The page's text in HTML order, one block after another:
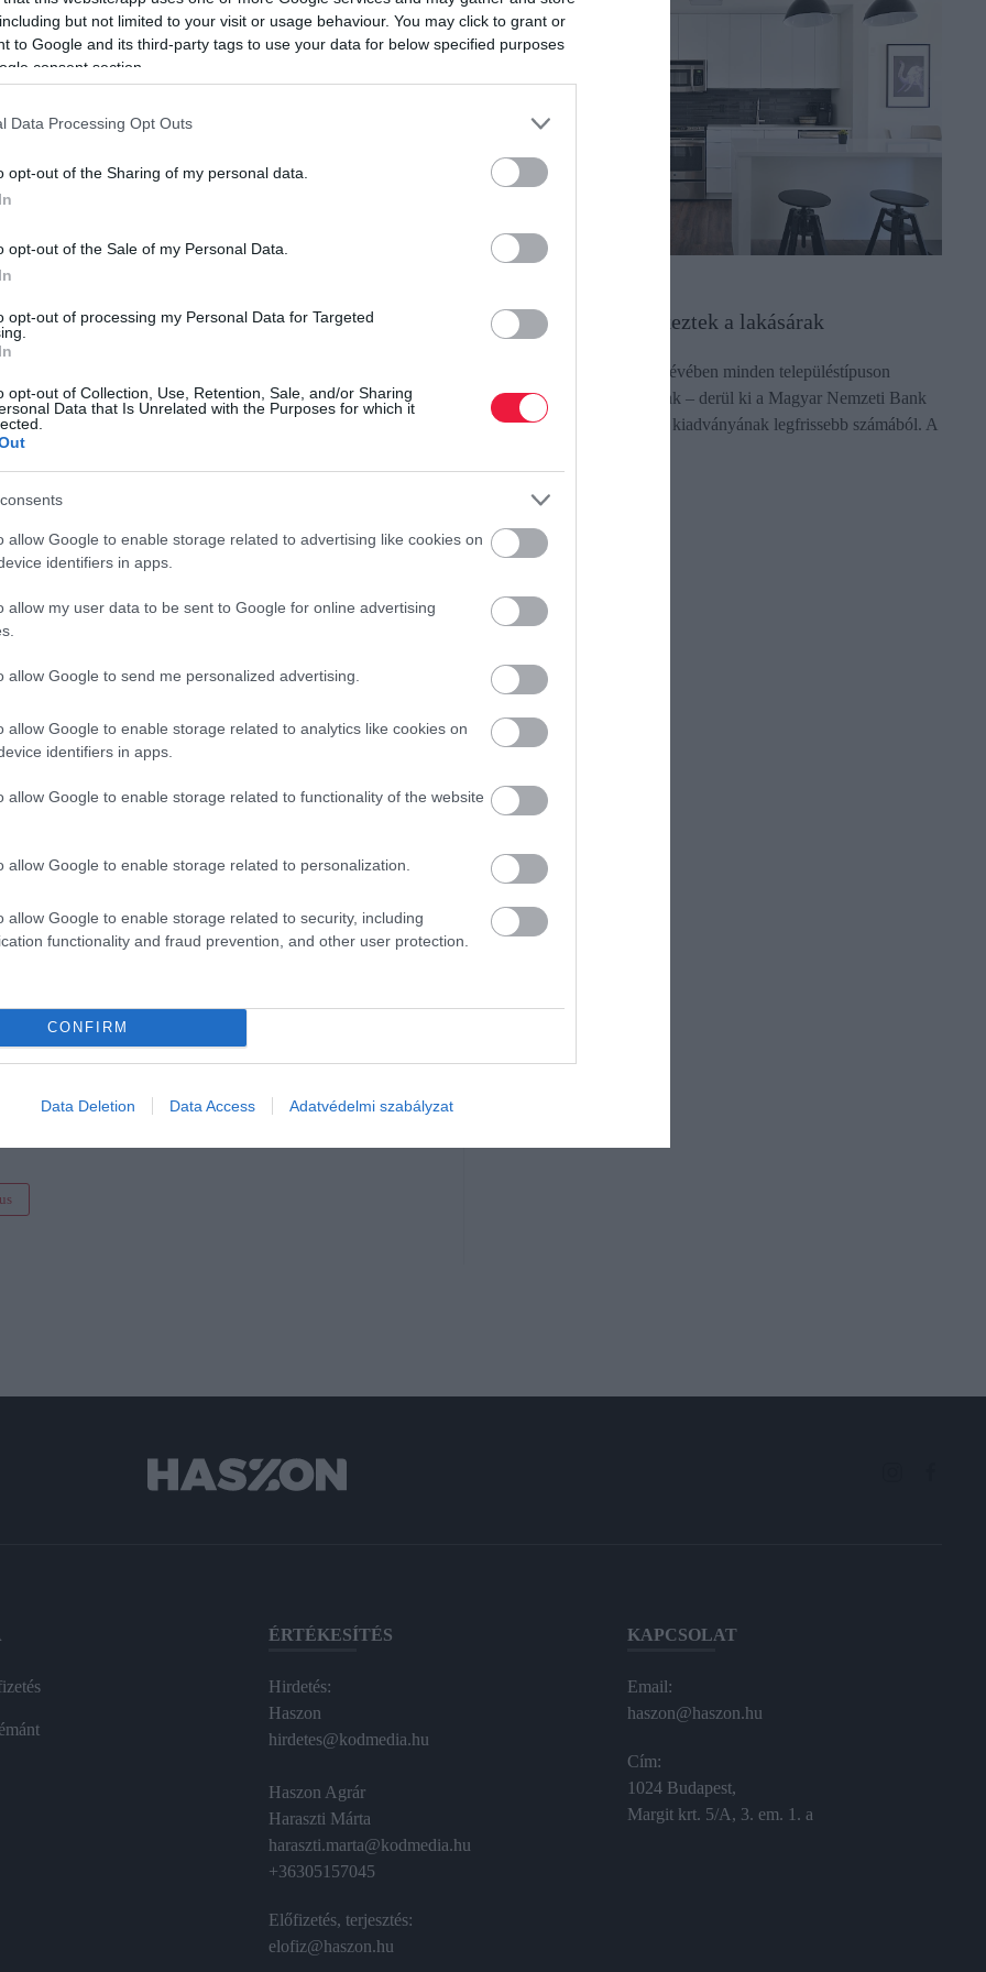
but not limited to your visit or usage behaviour. You may click to grant or
to Google and its third-party tags to use your data for below specified purposes
consent section.
Data Processing Opt Outs
opt-out of the Sharing of my personal data.
opt-out of the Sale of my Personal Data.
opt-out of processing my Personal Data for Targeted
opt-out of Collection, Use, Retention, Sale, and/or Sharing
Data that Is Unrelated with the Purposes for which it
allow Google to enable storage related to advertising like cookies on
identifiers in apps.
allow my user data to be sent to Google for online advertising
allow Google to send me personalized advertising.
allow Google to enable storage related to analytics like cookies on
identifiers in apps.
allow Google to enable storage related to functionality of the website
allow Google to enable storage related to personalization.
allow Google to enable storage related to security, including
functionality and fraud prevention, and other user protection.
CONFIRM
Data Deletion Data Access Adatvédelmi szabályzat
- amelyet a Medián közvéleménykutató készített -
bizalmat, 4,2-es átlagpontszámmal. Utánuk az
(3,1 pont), utánuk következnek a
értékelést, 1–5-ös skálán 3,9 ponttal. A válaszadók
mondta azt, hogy nem bízik benne.
a válaszadókat. A többség, 69 százalék szerint a
miatt. A fiatalok körében még erősebb a tudomány
utalnak ebben a szakmában
a megbecsültség és a fizetés arányát vizsgálta.
százalékaszerintméltatlanul kevés fizetéstkapnak egy
a helyzet a tanárok és a rendőrök kapcsán is, akik
a válaszadók több mint 60 százaléka szerint rendkívül
bruttó 300-400 ezer forintot kereshet, míg egy 20 éves
forint lehet pótlékokkal együtt.
a
alacsonyabb az anyagi elismerésükhöz képest.
Vevők előnyben? Fékeztek a lakásárak
Az idei év második negyedévében minden településtípuson
mérséklődtek az ingatlanárak – derül ki a Magyar Nemzeti Bank
(MNB) Lakásárindex című kiadványának legfrissebb számából. A
rectangle
ÉRTÉKESÍTÉS
Hirdetés:
Haszon
hirdetes@kodmedia.hu
Haszon Agrár
Haraszti Márta
haraszti.marta@kodmedia.hu
+36305157045
Előfizetés, terjesztés:
elofiz@haszon.hu
KAPCSOLAT
Email:
haszon@haszon.hu
Cím:
1024 Budapest,
Margit krt. 5/A, 3. em. 1. a